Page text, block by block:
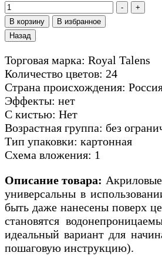
Торговая марка: Royal Talens
Количество цветов: 24
Страна происхождения:
Эффекты: нет
С кистью: Нет
Возрастная группа: без
Тип упаковки: картонная
Схема вложения: 1
Описание товара:
универсальны в
быть даже нанесены поверх
становятся
идеальный вариант для
пошаговую инструкцию).